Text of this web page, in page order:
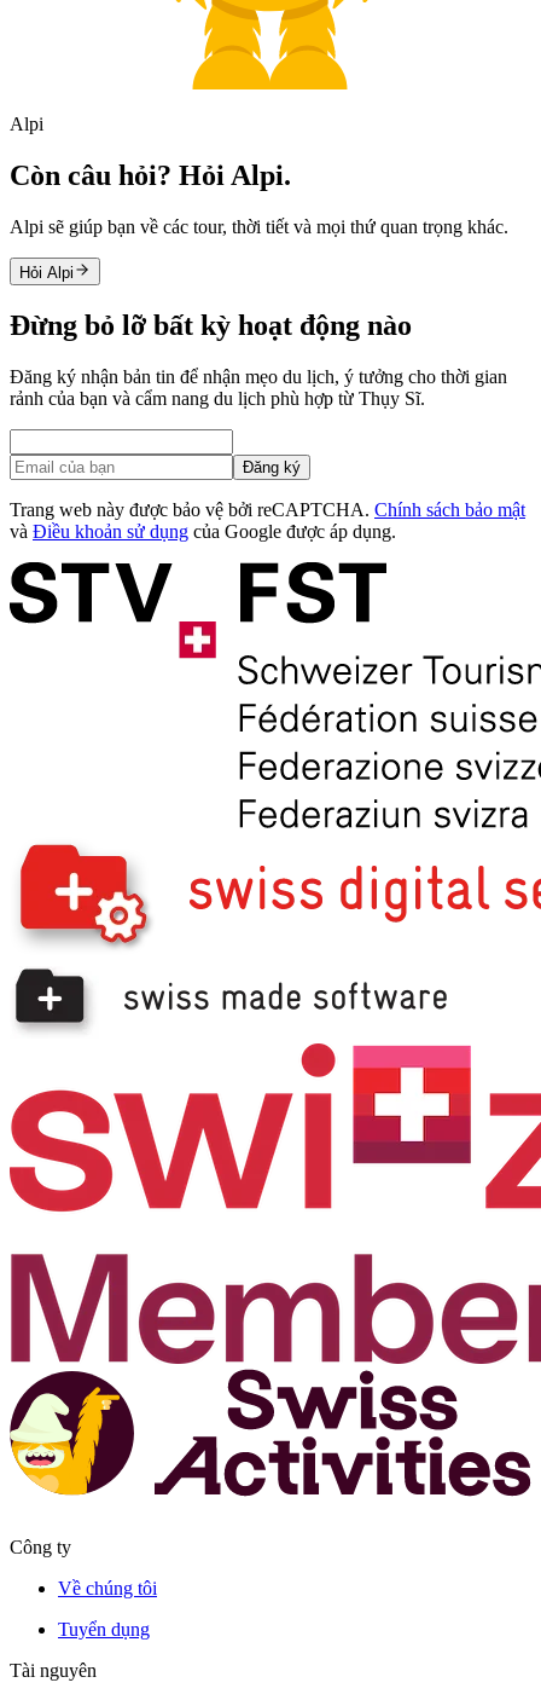
Alpi
Còn câu hỏi? Hỏi Alpi.
Alpi sẽ giúp bạn về các tour, thời tiết và mọi thứ quan trọng khác.
Hỏi Alpi
Đừng bỏ lỡ bất kỳ hoạt động nào
Đăng ký nhận bản tin để nhận mẹo du lịch, ý tưởng cho thời gian
rảnh của bạn và cẩm nang du lịch phù hợp từ Thụy Sĩ.
Đăng ký
Trang web này được bảo vệ bởi reCAPTCHA. Chính sách bảo mật
và Điều khoản sử dụng của Google được áp dụng.
Công ty
Về chúng tôi
Tuyển dụng
Tài nguyên